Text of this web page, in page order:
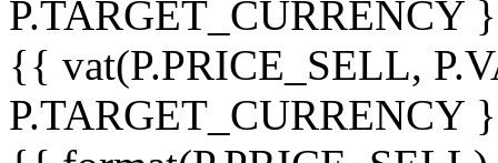
P.TARGET_CURRENCY
{{ vat(P.PRICE_SELL,
P.TARGET_CURRENCY